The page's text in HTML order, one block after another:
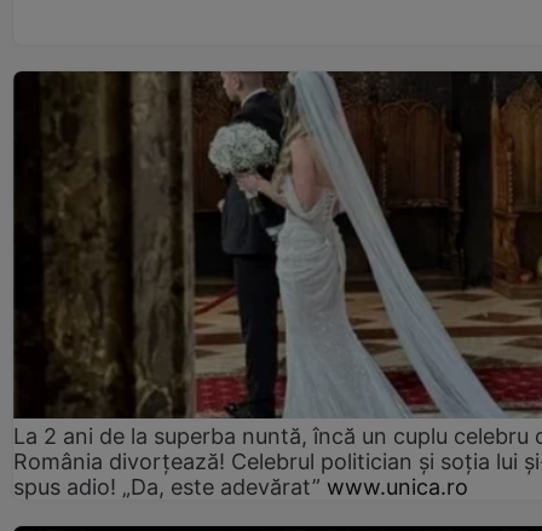
La 2 ani de la superba nuntă, încă un cuplu celebru
România divorțează! Celebrul politician și soția lui
spus adio! „Da, este adevărat” www.unica.ro